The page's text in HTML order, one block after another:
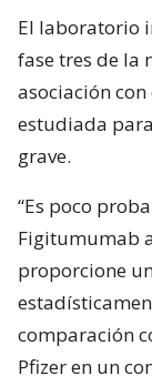
El laboratorio
fase tres de la
asociación
estudiada
grave.
“Es poco
Figitumumab
proporcione
comparación
Pfizer en un